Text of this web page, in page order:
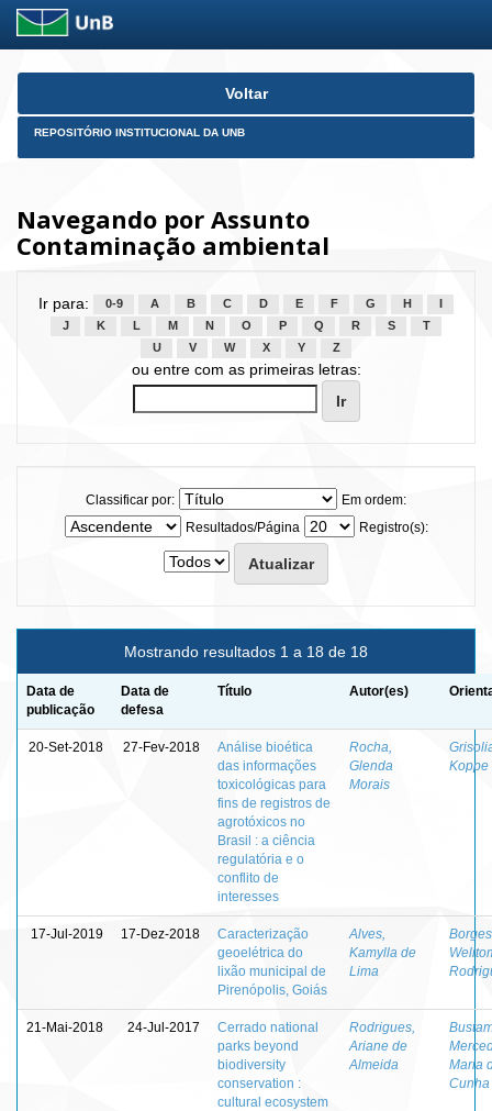
Skip
Voltar
REPOSITÓRIO INSTITUCIONAL DA UNB
Navegando por Assunto
Contaminação ambiental
Ir para: 0-9 A B C D E F G H
J
K L M N O P Q R S
T
U
V W X Y Z
ou entre com as primeiras letras:
Classificar por:
Em ordem:
Resultados/Página
Registro(s):
Mostrando resultados 1 a 18 de 18
Data de
publicação
Data de
defesa
Título Autor(es)
20-Set-2018 27-Fev-2018
Análise bioética
das informações
toxicológicas para
fins de registros de
agrotóxicos no
Brasil : a ciência
regulatória e o
conflito de
interesses
Rocha,
Glenda
Morais
Koppe
17-Jul-2019 17-Dez-2018
Caracterização
geoelétrica do
lixão municipal de
Pirenópolis, Goiás
Alves,
Kamylla de
Lima
21-Mai-2018 24-Jul-2017
Cerrado national
parks beyond
biodiversity
conservation :
cultural ecosystem
Rodrigues,
Ariane de
Almeida
Maria
Cunha